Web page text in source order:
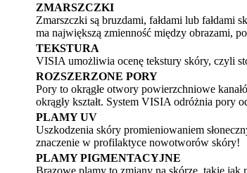
ZMARSZCZKI
Zmarszczki są bruzdami, fałdami lub fałdami
ma największą zmienność między obrazami,
TEKSTURA
VISIA umożliwia ocenę tekstury skóry, czyli
ROZSZERZONE PORY
Pory to okrągłe otwory powierzchniowe
okrągły kształt. System VISIA odróżnia pory
PLAMY UV
Uszkodzenia skóry promieniowaniem
znaczenie w profilaktyce nowotworów skóry!
PLAMY PIGMENTACYJNE
Brązowe plamy to zmiany na skórze, takie jak